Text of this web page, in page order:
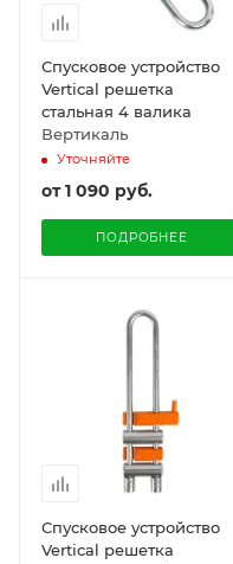
Спусковое устройство
Vertical решетка
стальная 4 валика
Вертикаль
Уточняйте
от1 090 руб.
ПОДРОБНЕЕ
Спусковое устройство
Vertical решетка